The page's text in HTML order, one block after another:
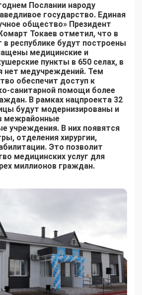
Послании народу
государство. Единая
общество» Президент
Токаев отметил, что в
в республике будут построены
медицинские и
пункты в 650 селах, в
нет медучреждений. Тем
обеспечит доступ к
санитарной помощи более
В рамках нацпроекта 32
будут модернизированы и
межрайонные
учреждения. В них появятся
отделения хирургии,
Это позволит
медицинских услуг для
миллионов граждан.